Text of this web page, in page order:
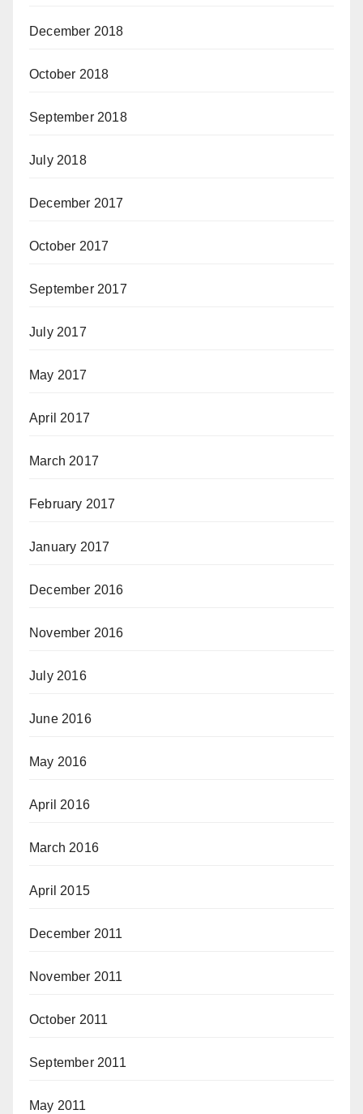
December 2018
October 2018
September 2018
July 2018
December 2017
October 2017
September 2017
July 2017
May 2017
April 2017
March 2017
February 2017
January 2017
December 2016
November 2016
July 2016
June 2016
May 2016
April 2016
March 2016
April 2015
December 2011
November 2011
October 2011
September 2011
May 2011